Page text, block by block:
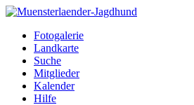
Fotogalerie
Landkarte
Suche
Mitglieder
Kalender
Hilfe